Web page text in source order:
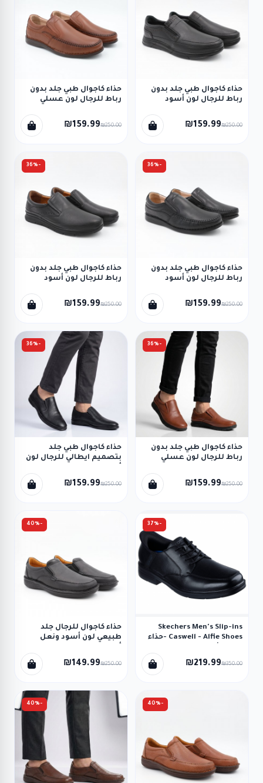
حذاء كاجوال طبي جلد بدون
رباط للرجال لون أسود
₪159.99₪250.00
حذاء كاجوال طبي جلد بدون
رباط للرجال لون عسلي
₪159.99₪250.00
-36%
حذاء كاجوال طبي جلد بدون
رباط للرجال لون أسود
₪159.99₪250.00
-36%
حذاء كاجوال طبي جلد بدون
رباط للرجال لون أسود
₪159.99₪250.00
-36%
حذاء كاجوال طبي جلد بدون
رباط للرجال لون عسلي
₪159.99₪250.00
-36%
حذاء كاجوال طبي جلد
بتصميم ايطالي للرجال لون
₪159.99₪250.00
-37%
Skechers Men's Slip-ins
Caswell - Alfie Shoes -حذاء
كازويل - الفي للرجال لون
أسود ₪219.99₪350.00
-40%
حذاء كاجوال للرجال جلد
طبيعي لون أسود ونعل
₪149.99₪250.00
-40%
-40%